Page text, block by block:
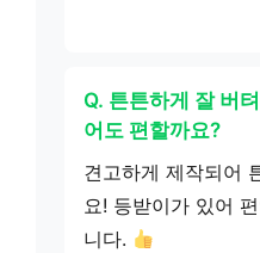
Q. 튼튼하게 잘 버
어도 편할까요?
견고하게 제작되어
요! 등받이가 있어
니다.